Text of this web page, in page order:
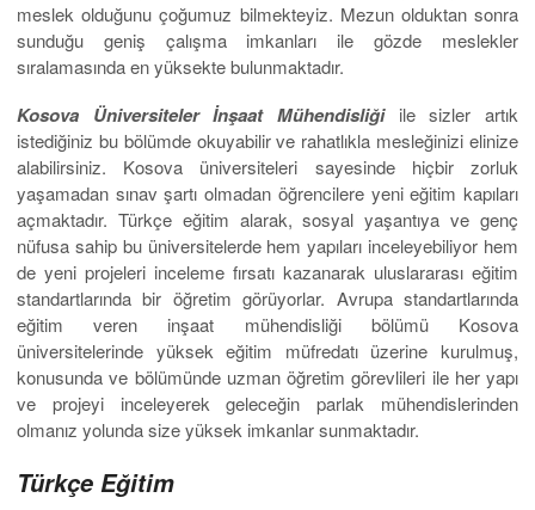
meslek olduğunu çoğumuz bilmekteyiz. Mezun olduktan sonra
sunduğu geniş çalışma imkanları ile gözde meslekler
sıralamasında en yüksekte bulunmaktadır.
Kosova Üniversiteler İnşaat Mühendisliğiile sizler artık
istediğiniz bu bölümde okuyabilir ve rahatlıkla mesleğinizi elinize
alabilirsiniz. Kosova üniversiteleri sayesinde hiçbir zorluk
yaşamadan sınav şartı olmadan öğrencilere yeni eğitim kapıları
açmaktadır. Türkçe eğitim alarak, sosyal yaşantıya ve genç
nüfusa sahip bu üniversitelerde hem yapıları inceleyebiliyor hem
de yeni projeleri inceleme fırsatı kazanarak uluslararası eğitim
standartlarında bir öğretim görüyorlar. Avrupa standartlarında
eğitim veren inşaat mühendisliği bölümü Kosova
üniversitelerinde yüksek eğitim müfredatı üzerine kurulmuş,
konusunda ve bölümünde uzman öğretim görevlileri ile her yapı
ve projeyi inceleyerek geleceğin parlak mühendislerinden
olmanız yolunda size yüksek imkanlar sunmaktadır.
Türkçe Eğitim